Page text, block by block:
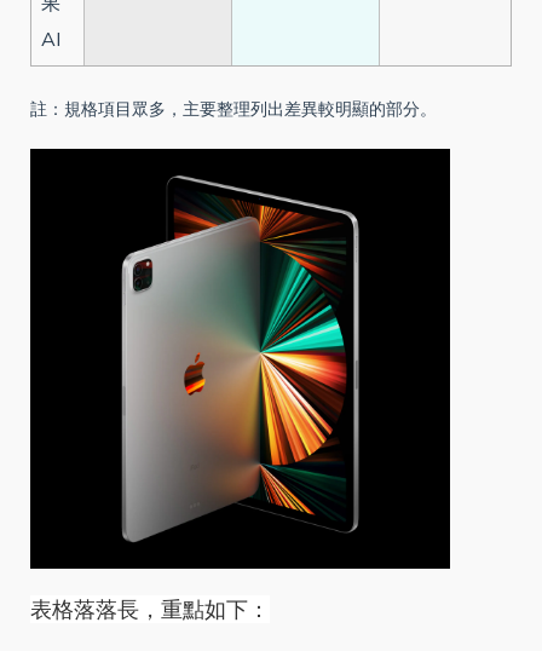
AI
註：規格項目眾多，主要整理列出差異較明顯的部分。
表格落落長，重點如下：